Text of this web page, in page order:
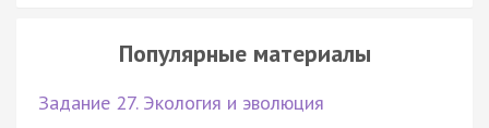
Популярные материалы
Задание 27. Экология и эволюция